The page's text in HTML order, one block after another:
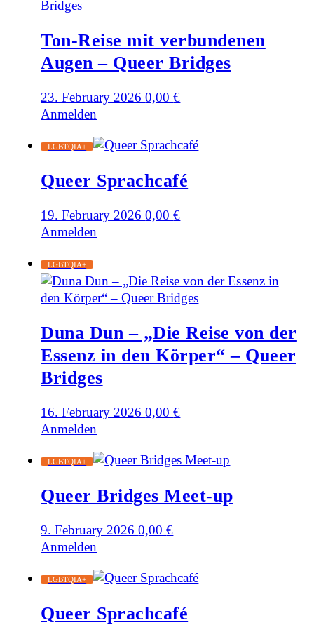
Ton-Reise mit verbundenen
Augen – Queer Bridges
23. February 2026 0,00€
Anmelden
LGBTQIA+
Queer Sprachcafé
19. February 2026 0,00€
Anmelden
LGBTQIA+
Duna Dun – „Die Reise von der
Essenz in den Körper“ – Queer
Bridges
16. February 2026 0,00€
Anmelden
LGBTQIA+
Queer Bridges Meet-up
9. February 2026 0,00€
Anmelden
LGBTQIA+
Queer Sprachcafé